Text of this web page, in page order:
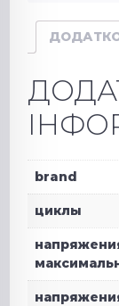
brand
циклы